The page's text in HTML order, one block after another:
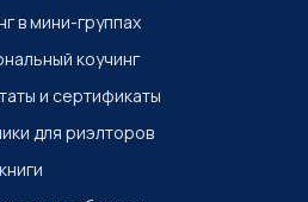
в мини-группах
коучинг
и сертификаты
для риэлторов